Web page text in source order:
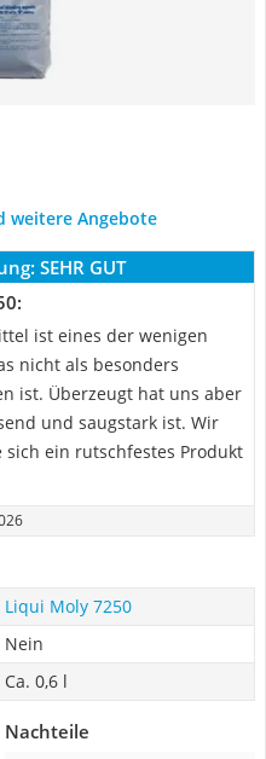
weitere Angebote
SEHR GUT
ist eines der wenigen
nicht als besonders
ist. Überzeugt hat uns aber
und saugstark ist. Wir
ein rutschfestes Produkt
Liqui Moly 7250
Nein
Ca. 0,6 l
Nachteile